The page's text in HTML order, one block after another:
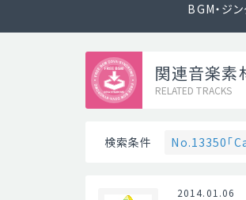
BGM・ジ
関連音楽素
RELATED TRACKS
検索条件 No.13350「
2014.01.06